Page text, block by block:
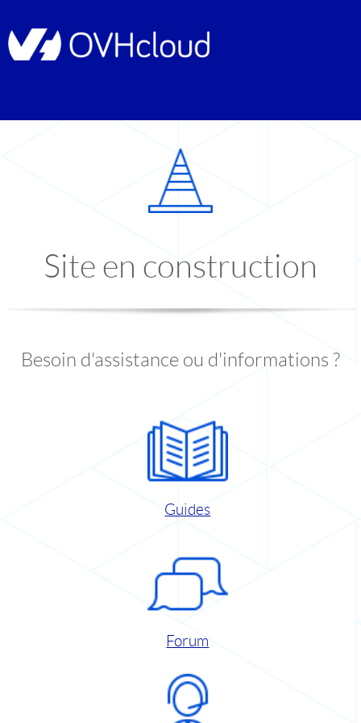
Site en construction
Besoin d'assistance ou d'informations ?
Guides
Forum